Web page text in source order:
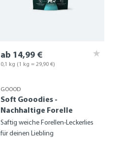
GOOOD
Soft Gooodies -
Nachhaltige Forelle
Saftig weiche Forellen-Leckerlies
für deinen Liebling
ab 14,99 €
0,1 kg (1 kg = 29,90 €)